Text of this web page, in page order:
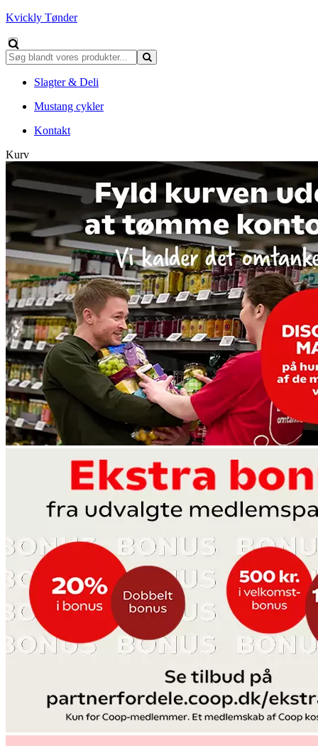
Kvickly Tønder
Slagter & Deli
Mustang cykler
Kontakt
Kurv